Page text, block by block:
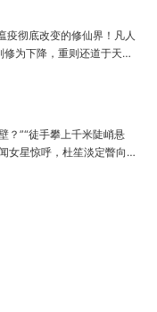
在这个世界艰难前行。多
米/每秒，力量爆发
里的大气层中极速飞行，
似神话传说中神龙的庞然
生命体中最强的一个
疫彻底改变的修仙界！凡人
为下降，重则还道于天，
个修仙界成为了一个巨大
之时终于觉醒异宝，能够
一梦，重回刚穿越之时！
！第二世，李凡历时五十
见仙踪。只在人生的末尾
竭虑、百般谋划，却终抵
？”“徒手攀上千米陡峭悬
女星惊呼，杜笙淡定瞥向从
（紫）：十龙十象之力，